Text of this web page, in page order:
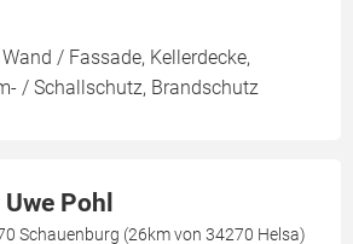
/ Fassade, Kellerdecke,
/ Schallschutz, Brandschutz
Pohl
Schauenburg (26km von 34270 Helsa)